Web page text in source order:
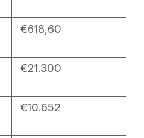
€618,60
€21.300
€10.652